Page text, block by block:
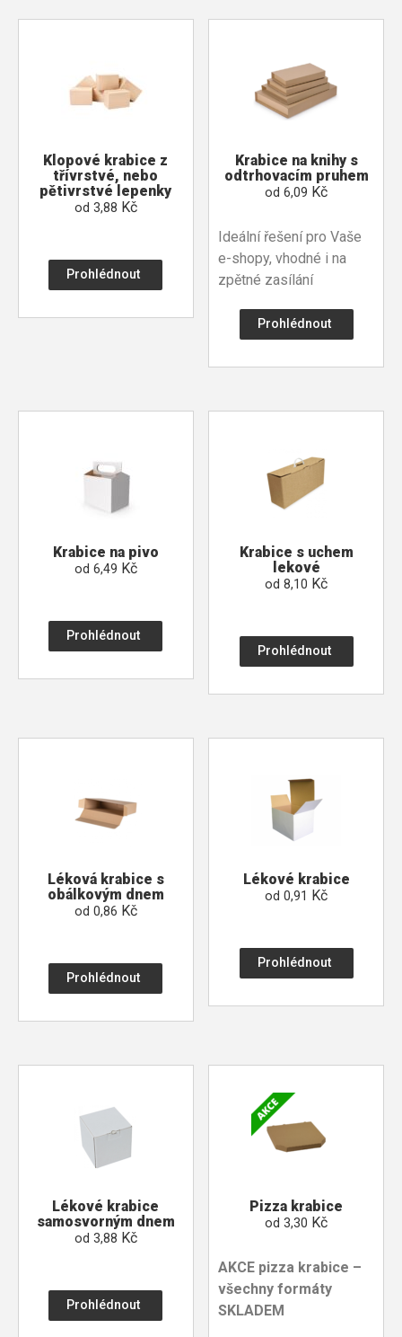
Klopové krabice z
třívrstvé, nebo
pětivrstvé lepenky
od 3,88 Kč
Prohlédnout
Krabice na knihy s
odtrhovacím pruhem
od6,09 Kč
Ideální řešení pro Vaše
e-shopy, vhodné i na
zpětné zasílání
Prohlédnout
Krabice na pivo
od 6,49 Kč
Prohlédnout
Krabice s uchem
lekové
od8,10 Kč
Prohlédnout
Léková krabice s
obálkovým dnem
od 0,86 Kč
Prohlédnout
Lékové krabice
od0,91 Kč
Prohlédnout
Lékové krabice
samosvorným dnem
od 3,88 Kč
Prohlédnout
Pizza krabice
od3,30 Kč
AKCE pizza krabice –
všechny formáty
SKLADEM